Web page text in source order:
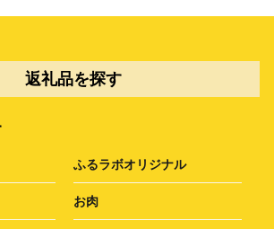
返礼品を探す
ふるラボオリジナル
お肉